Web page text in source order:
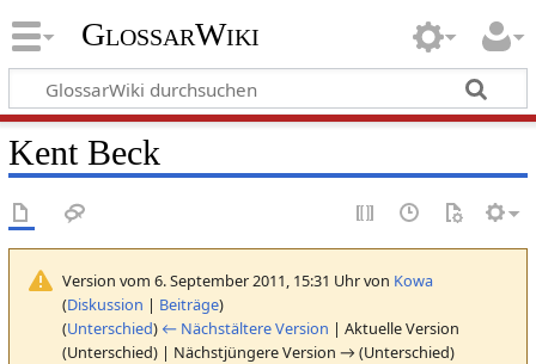
GlossarWiki
Kent Beck
Version vom 6. September 2011, 15:31 Uhr von Kowa
(Diskussion | Beiträge)
(Unterschied) ← Nächstältere Version | Aktuelle Version
(Unterschied) | Nächstjüngere Version → (Unterschied)